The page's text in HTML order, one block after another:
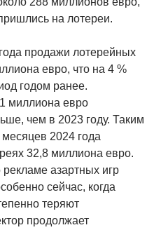
на лотереи.
продажи лотерейных
евро, что на 4 %
годом ранее.
миллиона евро
чем в 2023 году. Таким
2024 года
32,8 миллиона евро.
азартных игр
сейчас, когда
теряют
продолжает